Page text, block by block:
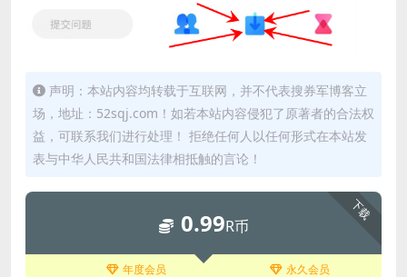
声明：本站内容均转载于互联网，并不代表搜券军博客立
场，地址：52sqj.com！如若本站内容侵犯了原著者的合法权
益，可联系我们进行处理！ 拒绝任何人以任何形式在本站发
表与中华人民共和国法律相抵触的言论！
下载
0.99R币
年度会员 永久会员